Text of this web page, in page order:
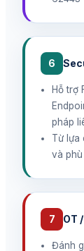
6
Hỗ trợ
pháp
Từ lựa
và
7 OT
Đánh